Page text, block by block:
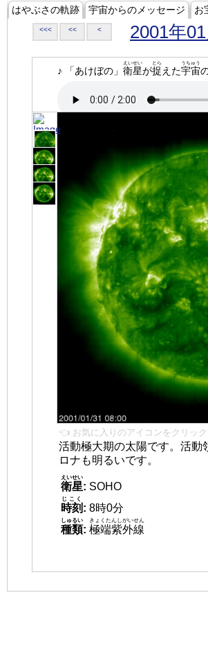
はやぶさの軌跡 宇宙からのメッセージ お
<<< << < 2001年01
♪ 「あけぼの」 衛星
えいせい
が捉
とら
えた宇宙
うちゅう
👈 お気に入りのアイコンをクリック
活動極大期の太陽です。活動
ロナも明るいです。
衛星
えいせい
: SOHO
時刻
じこく
: 8時0分
種類
しゅるい
: 極端紫外線
きょくたんしがいせん